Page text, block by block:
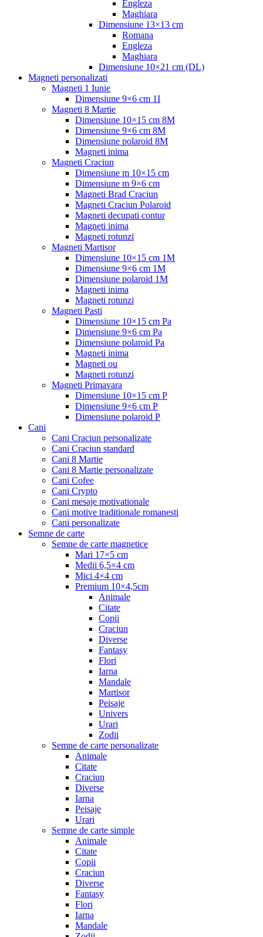
Engleza
Maghiara
Dimensiune 13×13 cm
Romana
Engleza
Maghiara
Dimensiune 10×21 cm (DL)
Magneti personalizati
Magneti 1 Iunie
Dimensiune 9×6 cm 1I
Magneti 8 Martie
Dimensiune 10×15 cm 8M
Dimensiune 9×6 cm 8M
Dimensiune polaroid 8M
Magneti inima
Magneti Craciun
Dimensiune m 10×15 cm
Dimensiune m 9×6 cm
Magneti Brad Craciun
Magneti Craciun Polaroid
Magneti decupati contur
Magneti inima
Magneti rotunzi
Magneti Martisor
Dimensiune 10×15 cm 1M
Dimensiune 9×6 cm 1M
Dimensiune polaroid 1M
Magneti inima
Magneti rotunzi
Magneti Pasti
Dimensiune 10×15 cm Pa
Dimensiune 9×6 cm Pa
Dimensiune polaroid Pa
Magneti inima
Magneti ou
Magneti rotunzi
Magneti Primavara
Dimensiune 10×15 cm P
Dimensiune 9×6 cm P
Dimensiune polaroid P
Cani
Cani Craciun personalizate
Cani Craciun standard
Cani 8 Martie
Cani 8 Martie personalizate
Cani Cofee
Cani Crypto
Cani mesaje motivationale
Cani motive traditionale romanesti
Cani personalizate
Semne de carte
Semne de carte magnetice
Mari 17×5 cm
Medii 6,5×4 cm
Mici 4×4 cm
Premium 10×4,5cm
Animale
Citate
Copii
Craciun
Diverse
Fantasy
Flori
Iarna
Mandale
Martisor
Peisaje
Univers
Urari
Zodii
Semne de carte personalizate
Animale
Citate
Craciun
Diverse
Iarna
Peisaje
Urari
Semne de carte simple
Animale
Citate
Copii
Craciun
Diverse
Fantasy
Flori
Iarna
Mandale